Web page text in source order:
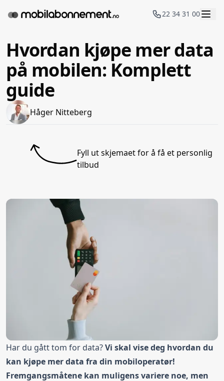
22 34 31 00
Hvordan kjøpe mer data
på mobilen: Komplett
guide
Håger Nitteberg
Fyll ut skjemaet for å få et personlig
tilbud
Har du gått tom for data?Vi skal vise deg hvordan du
kan kjøpe mer data fra din mobiloperatør!
Fremgangsmåtene kan muligens variere noe, men